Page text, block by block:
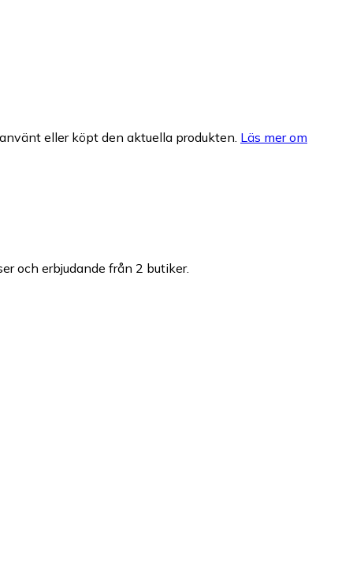
eller köpt den aktuella produkten. Läs mer om
och erbjudande från 2 butiker.